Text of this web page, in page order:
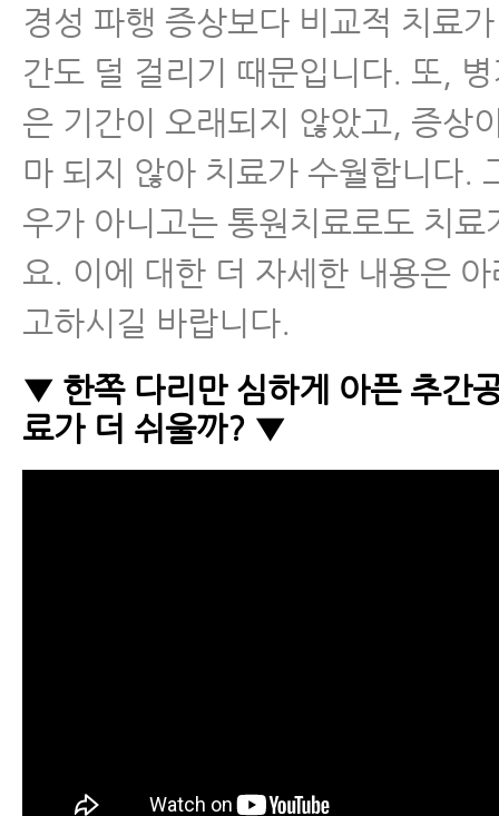
경성 파행 증상보다 비교적 치료
간도 덜 걸리기 때문입니다. 또,
은 기간이 오래되지 않았고, 증상
마 되지 않아 치료가 수월합니다.
우가 아니고는 통원치료로도 치료
요. 이에 대한 더 자세한 내용은
고하시길 바랍니다.
▼ 한쪽 다리만 심하게 아픈 추간
료가 더 쉬울까? ▼